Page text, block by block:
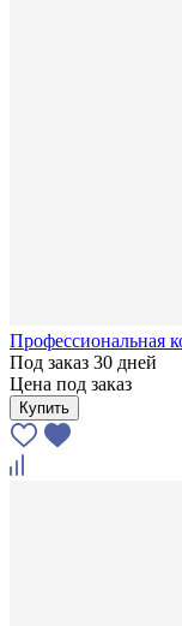
Профессиональная
Под заказ 30 дней
Цена под заказ
Купить